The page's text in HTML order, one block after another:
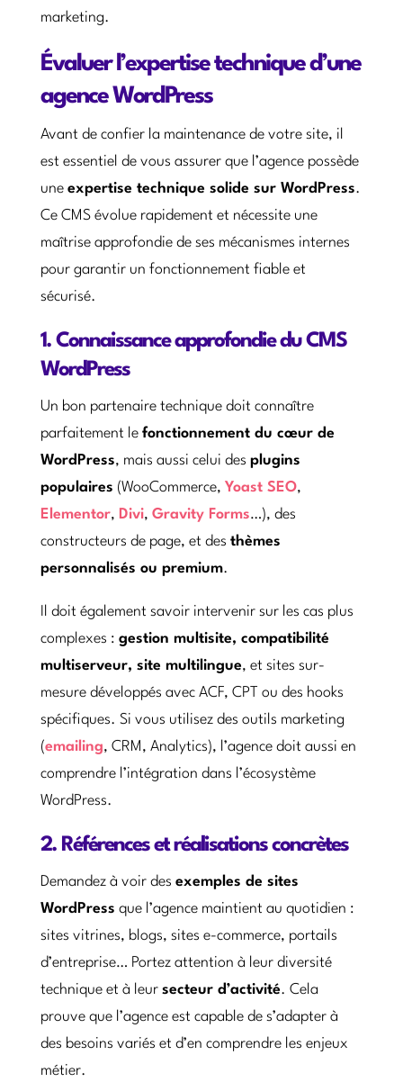
marketing.
Évaluer l’expertise technique d’une
agence WordPress
Avant de confier la maintenance de votre site, il
est essentiel de vous assurer que l’agence possède
une expertise technique solide sur WordPress.
Ce CMS évolue rapidement et nécessite une
maîtrise approfondie de ses mécanismes internes
pour garantir un fonctionnement fiable et
sécurisé.
1. Connaissance approfondie du CMS
WordPress
Un bon partenaire technique doit connaître
parfaitement le fonctionnement du cœur de
WordPress, mais aussi celui des plugins
populaires (WooCommerce, Yoast SEO,
Elementor, Divi, Gravity Forms…), des
constructeurs de page, et des thèmes
personnalisés ou premium.
Il doit également savoir intervenir sur les cas plus
complexes : gestion multisite, compatibilité
multiserveur, site multilingue, et sites sur-
mesure développés avec ACF, CPT ou des hooks
spécifiques. Si vous utilisez des outils marketing
(emailing, CRM, Analytics), l’agence doit aussi en
comprendre l’intégration dans l’écosystème
WordPress.
2. Références et réalisations concrètes
Demandez à voir des exemples de sites
WordPress que l’agence maintient au quotidien :
sites vitrines, blogs, sites e-commerce, portails
d’entreprise… Portez attention à leur diversité
technique et à leur secteur d’activité. Cela
prouve que l’agence est capable de s’adapter à
des besoins variés et d’en comprendre les enjeux
métier.